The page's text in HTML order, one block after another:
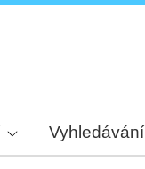
Vyhledávání